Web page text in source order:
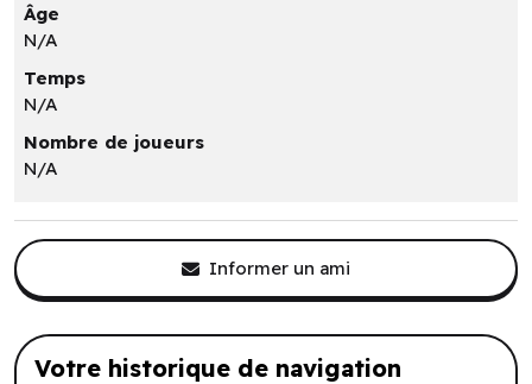
Âge
N/A
Temps
N/A
Nombre de joueurs
N/A
Informer un ami
Votre historique de navigation